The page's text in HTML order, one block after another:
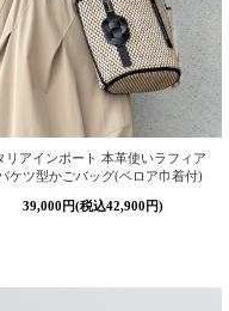
リアインポート 本革使いラフィア
ケツ型かごバッグ(ベロア巾着付)
39,000円(税込42,900円)